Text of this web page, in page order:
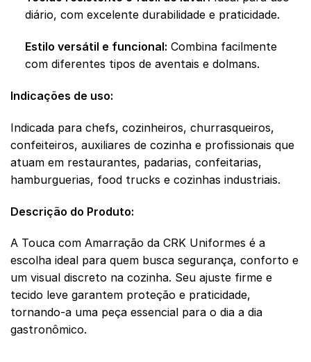
diário, com excelente durabilidade e praticidade.
Estilo versátil e funcional: Combina facilmente
com diferentes tipos de aventais e dolmans.
Indicações de uso:
Indicada para chefs, cozinheiros, churrasqueiros,
confeiteiros, auxiliares de cozinha e profissionais que
atuam em restaurantes, padarias, confeitarias,
hamburguerias, food trucks e cozinhas industriais.
Descrição do Produto:
A Touca com Amarração da CRK Uniformes é a
escolha ideal para quem busca segurança, conforto e
um visual discreto na cozinha. Seu ajuste firme e
tecido leve garantem proteção e praticidade,
tornando-a uma peça essencial para o dia a dia
gastronômico.